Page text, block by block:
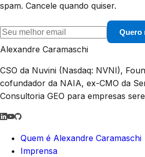
spam. Cancele quando quiser.
Quero
Alexandre Caramaschi
CSO da Nuvini (Nasdaq: NVNI),
cofundador da NAIA, ex-CMO da
Consultoria GEO para empresas
Quem é Alexandre Caramaschi
Imprensa